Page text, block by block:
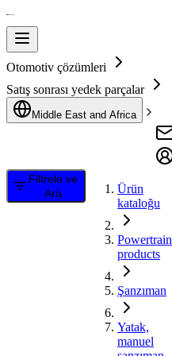
Otomotiv çözümleri
Satış sonrası yedek parçalar
Middle East and Africa
Filtrele ve
Ara
Ürün
kataloğu
Powertrain
products
Şanzıman
Yatak,
manuel